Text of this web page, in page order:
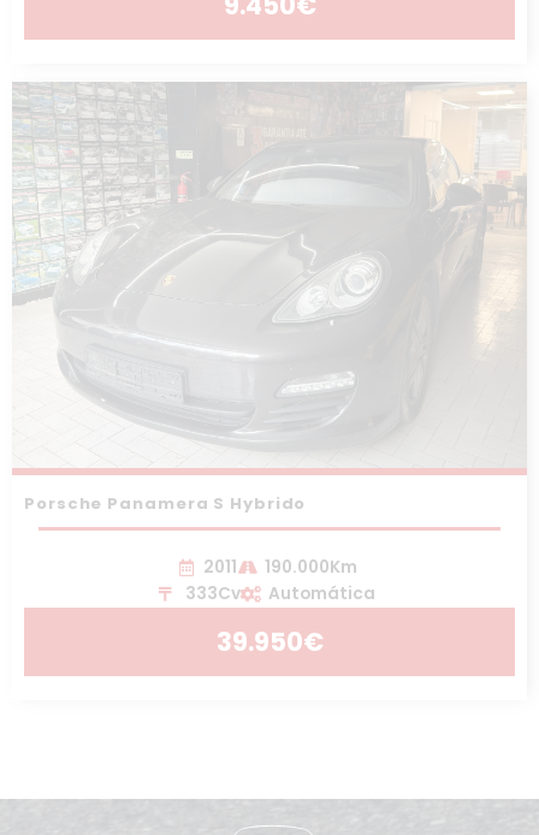
Porsche Panamera S Hybrido
2011
190.000Km
333Cv
Automática
39.950€